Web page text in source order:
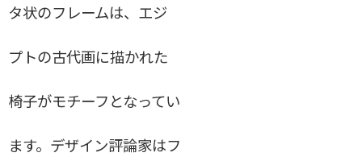
PP16
Kettelhut Chair
The Penguin lounge chair、 The Penguin rocking chair
タ状のフレームは、エジ
プトの古代画に描かれた
椅子がモチーフとなってい
ます。デザイン評論家はフ